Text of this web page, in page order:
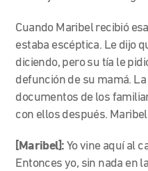
Cuando Maribel recibió
estaba escéptica. Le dijo
diciendo, pero su tía le
defunción de su mamá.
documentos de los
con ellos después.
[Maribel]: Yo vine aquí al
Entonces yo, sin nada en